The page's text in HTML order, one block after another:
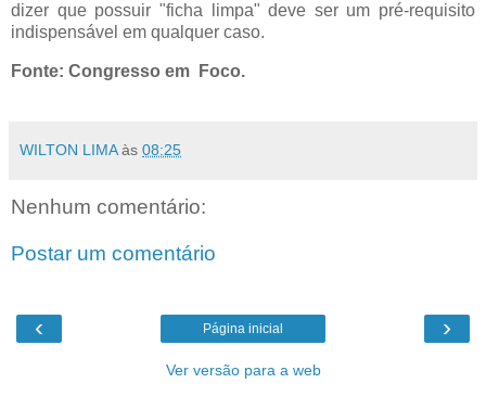
dizer que possuir "ficha limpa" deve ser um pré-requisito
indispensável em qualquer caso.
Fonte: Congresso em Foco.
WILTON LIMA às 08:25
Nenhum comentário:
Postar um comentário
‹ ›
Página inicial
Ver versão para a web